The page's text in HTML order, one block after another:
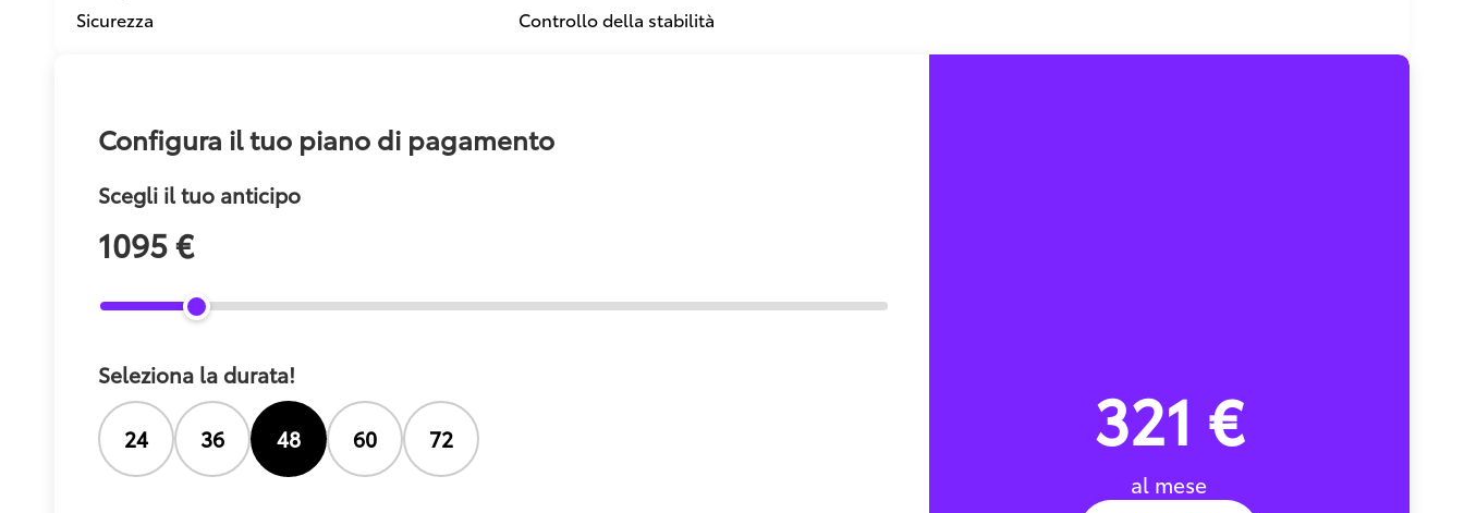
Sicurezza
Controllo della stabilità
Configura il tuo piano di pagamento
Scegli il tuo anticipo
1095 €
Seleziona la durata!
24 36 48 60 72 321 €
al mese